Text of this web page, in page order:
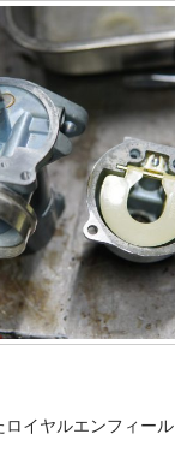
イヤルエンフィー